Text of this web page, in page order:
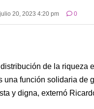
julio 20, 2023 4:20 pm 0
de la riqueza
una función solidaria de
y digna, externó